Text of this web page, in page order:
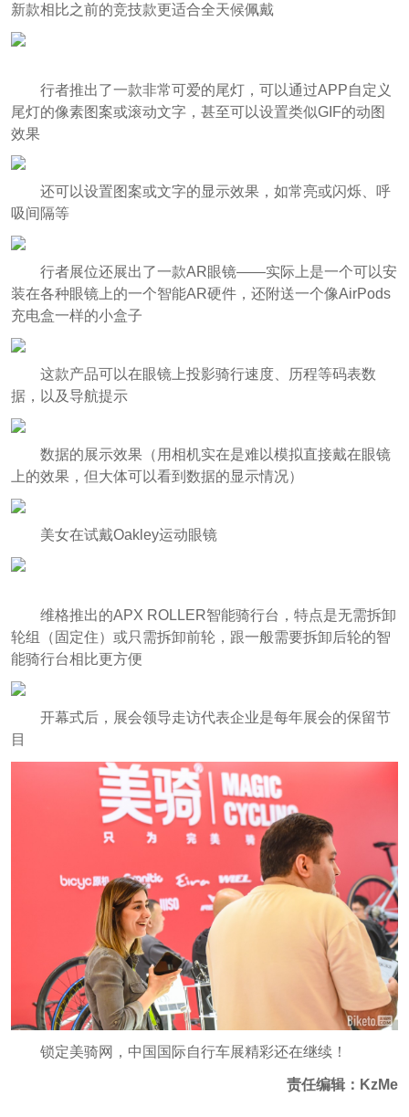
新款相比之前的竞技款更适合全天候佩戴
行者推出了一款非常可爱的尾灯，可以通过APP自定义
尾灯的像素图案或滚动文字，甚至可以设置类似GIF的动图
效果
还可以设置图案或文字的显示效果，如常亮或闪烁、呼
吸间隔等
行者展位还展出了一款AR眼镜——实际上是一个可以安
装在各种眼镜上的一个智能AR硬件，还附送一个像AirPods
充电盒一样的小盒子
这款产品可以在眼镜上投影骑行速度、历程等码表数
据，以及导航提示
数据的展示效果（用相机实在是难以模拟直接戴在眼镜
上的效果，但大体可以看到数据的显示情况）
美女在试戴Oakley运动眼镜
维格推出的APX ROLLER智能骑行台，特点是无需拆卸
轮组（固定住）或只需拆卸前轮，跟一般需要拆卸后轮的智
能骑行台相比更方便
开幕式后，展会领导走访代表企业是每年展会的保留节
目
锁定美骑网，中国国际自行车展精彩还在继续！
责任编辑：KzMe